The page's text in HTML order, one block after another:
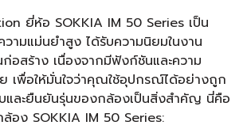
ยี่ห้อ SOKKIA IM 50 Series เป็น
ามแม่นยำสูง ได้รับความนิยมในงาน
ก่อสร้าง เนื่องจากมีฟังก์ชันและความ
เพื่อให้มั่นใจว่าคุณใช้อุปกรณ์ได้อย่างถูก
และยืนยันรุ่นของกล้องเป็นสิ่งสำคัญ นี่คือ
ล้อง SOKKIA IM 50 Series: